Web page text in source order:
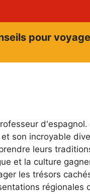
pour
d'espagnol.
son incroyable
leurs
et la culture
les trésors
régionales